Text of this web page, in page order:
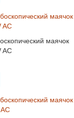
маячок
AC